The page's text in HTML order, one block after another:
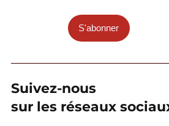
S'abonner
Suivez-nous
sur les réseaux